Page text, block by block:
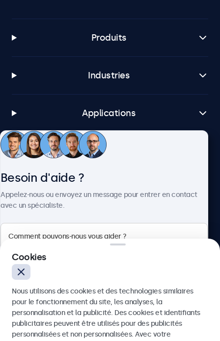
Produits
Industries
Applications
Service client
4.8/5 noté par 5000+ entreprises
Français
Besoin d'aide ?
Appelez-nous ou envoyez un message pour entrer en contact
avec un spécialiste.
Envoyer
Cookies
Nous utilisons des cookies et des technologies similaires
pour le fonctionnement du site, les analyses, la
personnalisation et la publicité. Des cookies et identifiants
publicitaires peuvent être utilisés pour des publicités
personnalisées et non personnalisées. Avec votre